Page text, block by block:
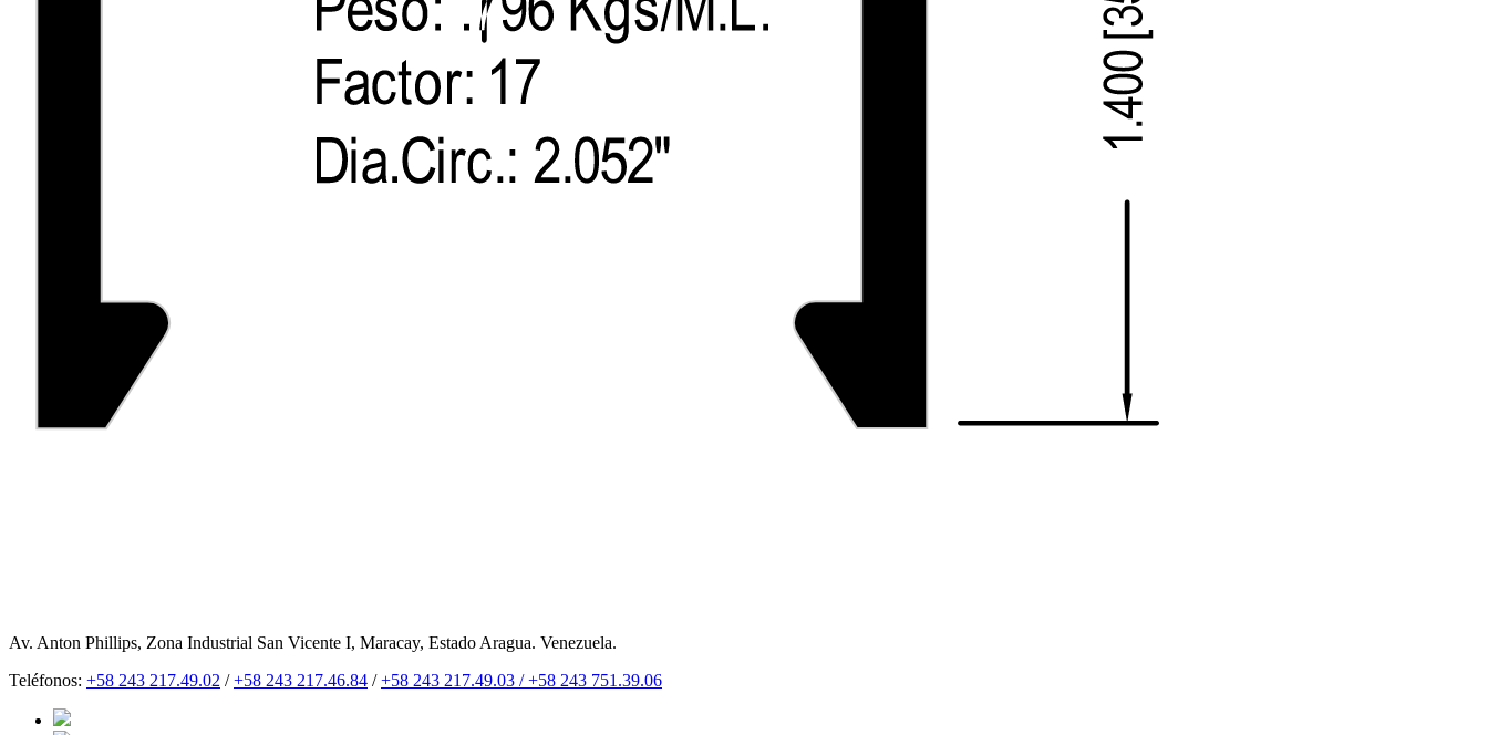
Av. Anton Phillips, Zona Industrial San Vicente I, Maracay, Estado Aragua. Venezuela.
Teléfonos: +58 243 217.49.02 /+58 243 217.46.84 /+58 243 217.49.03 /+58 243 751.39.06